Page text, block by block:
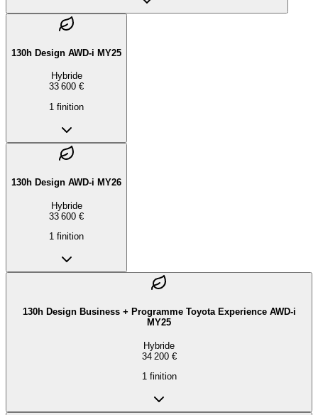
130h Design AWD-i MY25
Hybride
33 600 €
1 finition
130h Design AWD-i MY26
Hybride
33 600 €
1 finition
130h Design Business + Programme Toyota Experience AWD-i
MY25
Hybride
34 200 €
1 finition